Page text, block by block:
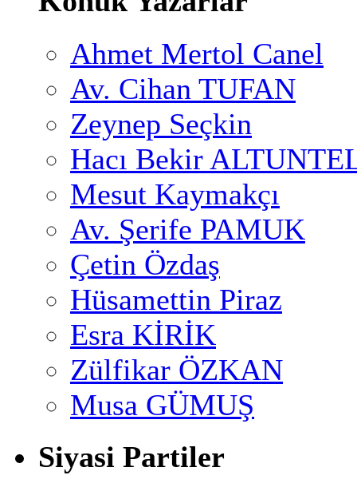
Ahmet Mertol Canel
Av. Cihan TUFAN
Zeynep Seçkin
Hacı Bekir
Mesut Kaymakçı
Av. Şerife PAMUK
Çetin Özdaş
Hüsamettin Piraz
Esra KİRİK
Zülfikar ÖZKAN
Musa GÜMUŞ
Siyasi Partiler